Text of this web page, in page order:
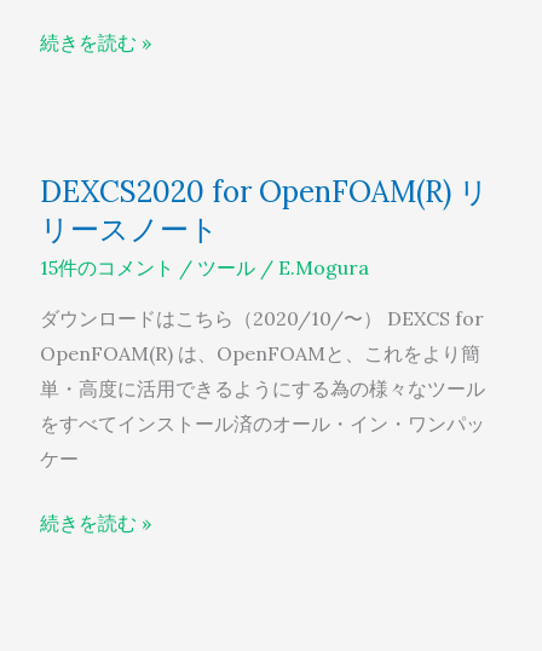
課
続きを読む »
DEXCS2020 for OpenFOAM(R) リ
リースノート
15件のコメント / ツール/ E.Mogura
ダウンロードはこちら（2020/10/〜） DEXCS for
OpenFOAM(R) は、OpenFOAMと、これをより簡
単・高度に活用できるようにする為の様々なツール
をすべてインストール済のオール・イン・ワンパッ
ケー
for
OpenFOAM(R)
リ
ー
ス
ノ
ー
ト
続きを読む »